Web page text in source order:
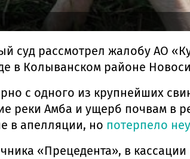
суд рассмотрел жалобу АО
в Колыванском районе
с одного из крупнейших
реки Амба и ущерб почвам в
в апелляции, но потерпело
«Прецедента», в